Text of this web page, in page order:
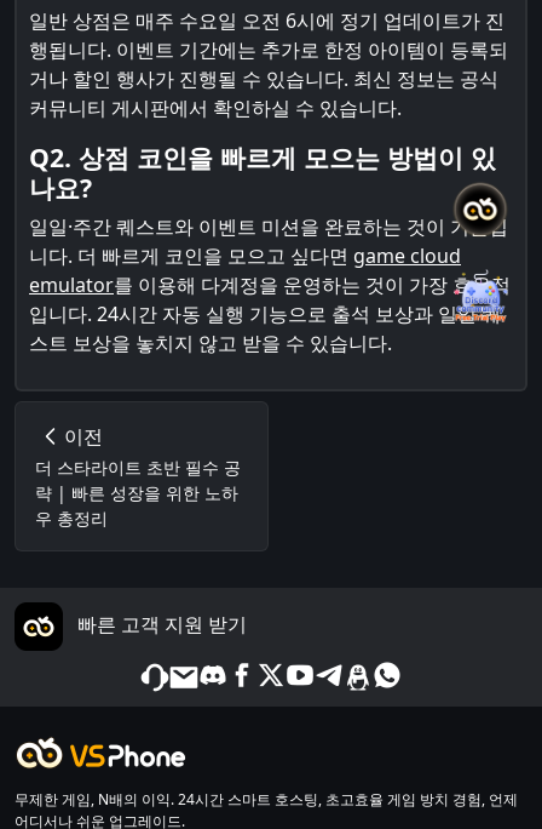
일반 상점은 매주 수요일 오전 6시에 정기 업데이트가 진
행됩니다. 이벤트 기간에는 추가로 한정 아이템이 등록되
거나 할인 행사가 진행될 수 있습니다. 최신 정보는 공식
커뮤니티 게시판에서 확인하실 수 있습니다.
Q2. 상점 코인을 빠르게 모으는 방법이 있
나요?
일일·주간 퀘스트와 이벤트 미션을 완료하는 것이 기본입
니다. 더 빠르게 코인을 모으고 싶다면 game cloud
emulator를 이용해 다계정을 운영하는 것이 가장 효율적
입니다. 24시간 자동 실행 기능으로 출석 보상과 일일 퀘
스트 보상을 놓치지 않고 받을 수 있습니다.
이전
더 스타라이트 초반 필수 공
략 | 빠른 성장을 위한 노하
우 총정리
빠른 고객 지원 받기
무제한 게임, N배의 이익. 24시간 스마트 호스팅, 초고효율 게임 방치 경험, 언제
어디서나 쉬운 업그레이드.